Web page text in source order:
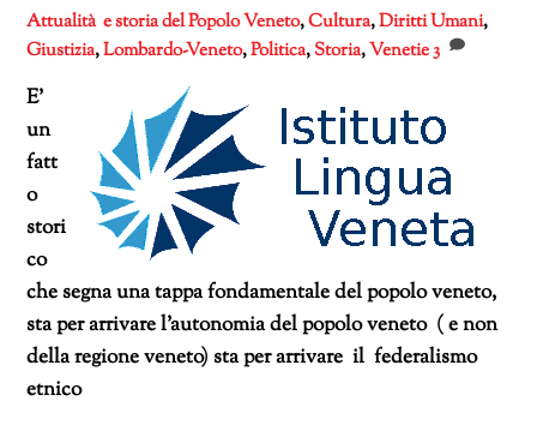
Attualità e storia del Popolo Veneto,Cultura,Diritti Umani,
Giustizia,Lombardo-Veneto,Politica,Storia,Venetie3
E’
un
fatt
o
stori
co
che segna una tappa fondamentale del popolo veneto,
sta per arrivare l’autonomia del popolo veneto ( e non
della regione veneto) sta per arrivare ilfederalismo
etnico